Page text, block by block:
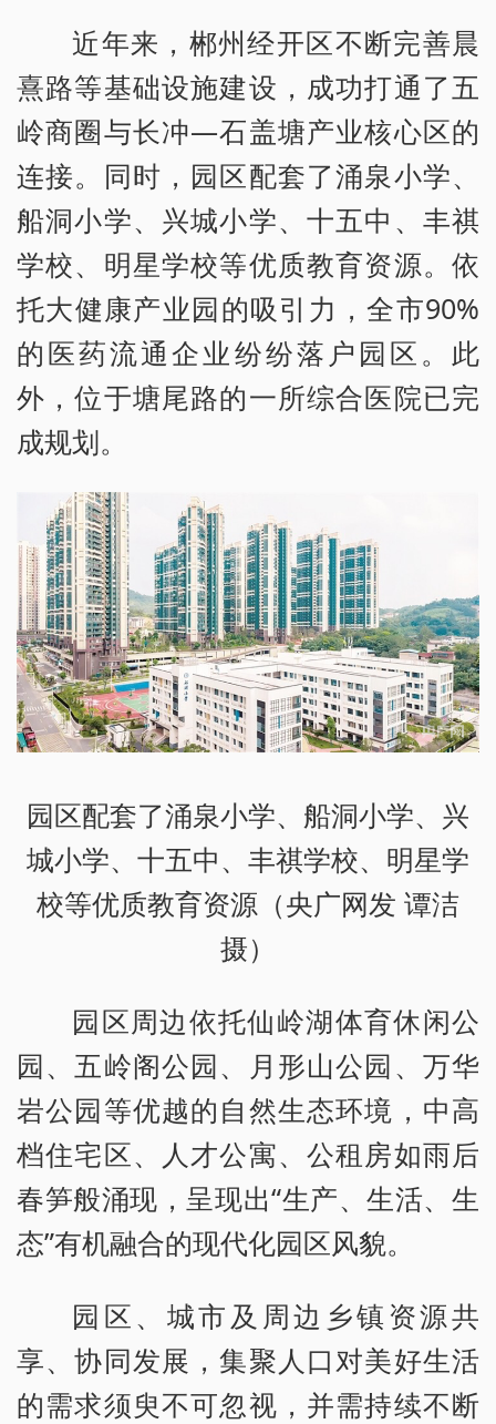
近年来，郴州经开区不断完善晨
熹路等基础设施建设，成功打通了五
岭商圈与长冲—石盖塘产业核心区的
连接。同时，园区配套了涌泉小学、
船洞小学、兴城小学、十五中、丰祺
学校、明星学校等优质教育资源。依
托大健康产业园的吸引力，全市90%
的医药流通企业纷纷落户园区。此
外，位于塘尾路的一所综合医院已完
成规划。
园区配套了涌泉小学、船洞小学、兴
城小学、十五中、丰祺学校、明星学
校等优质教育资源（央广网发 谭洁
摄）
园区周边依托仙岭湖体育休闲公
园、五岭阁公园、月形山公园、万华
岩公园等优越的自然生态环境，中高
档住宅区、人才公寓、公租房如雨后
春笋般涌现，呈现出“生产、生活、生
态”有机融合的现代化园区风貌。
园区、城市及周边乡镇资源共
享、协同发展，集聚人口对美好生活
的需求须臾不可忽视，并需持续不断